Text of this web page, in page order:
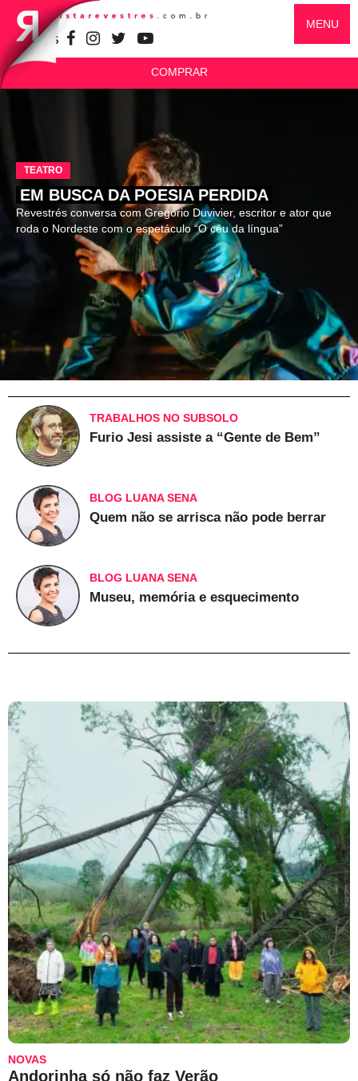
SIGA-NOS
MENU
COMPRAR
TEATRO
EM BUSCA DA POESIA PERDIDA
Revestrés conversa com Gregório Duvivier, escritor e ator que
roda o Nordeste com o espetáculo “O céu da língua”
TRABALHOS NO SUBSOLO
Furio Jesi assiste a “Gente de Bem”
BLOG LUANA SENA
Quem não se arrisca não pode berrar
BLOG LUANA SENA
Museu, memória e esquecimento
NOVAS
Andorinha só não faz Verão